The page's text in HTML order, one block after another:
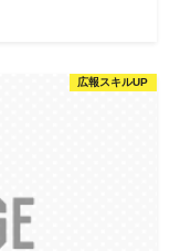
広報スキルUP